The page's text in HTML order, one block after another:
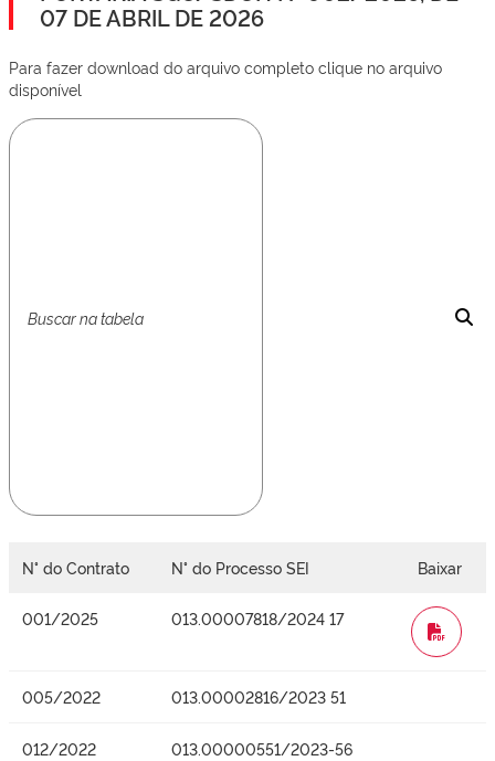
07 DE ABRIL DE 2026
Para fazer download do arquivo completo clique no arquivo
disponível
N° do Contrato N° do Processo SEI Baixar
001/2025 013.00007818/2024 17
WORD
005/2022 013.00002816/2023 51
012/2022 013.00000551/2023-56